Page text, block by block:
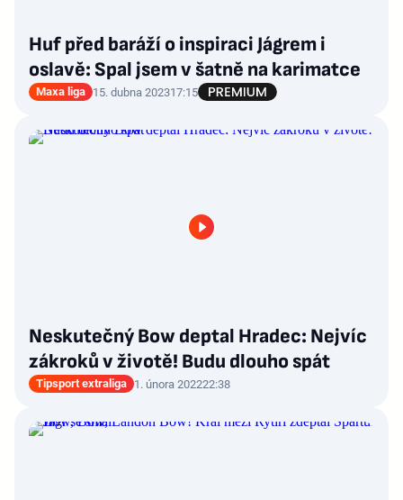
Huf před baráží o inspiraci Jágrem i
oslavě: Spal jsem v šatně na karimatce
Maxa liga 15. dubna 202317:15
Neskutečný Bow deptal Hradec: Nejvíc
zákroků v životě! Budu dlouho spát
Tipsport extraliga 1. února 202222:38